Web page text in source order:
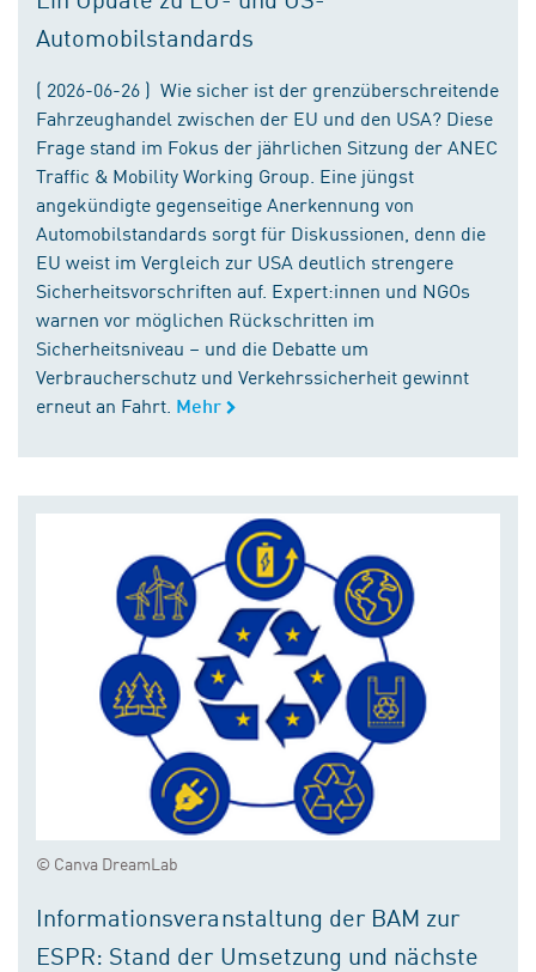
Automobilstandards
( 2026-06-26 ) Wie sicher ist der grenzüberschreitende
Fahrzeughandel zwischen der EU und den USA? Diese
Frage stand im Fokus der jährlichen Sitzung der ANEC
Traffic & Mobility Working Group. Eine jüngst
angekündigte gegenseitige Anerkennung von
Automobilstandards sorgt für Diskussionen, denn die
EU weist im Vergleich zur USA deutlich strengere
Sicherheitsvorschriften auf. Expert:innen und NGOs
warnen vor möglichen Rückschritten im
Sicherheitsniveau – und die Debatte um
Verbraucherschutz und Verkehrssicherheit gewinnt
erneut an Fahrt. Mehr
© Canva DreamLab
Informationsveranstaltung der BAM zur
ESPR: Stand der Umsetzung und nächste